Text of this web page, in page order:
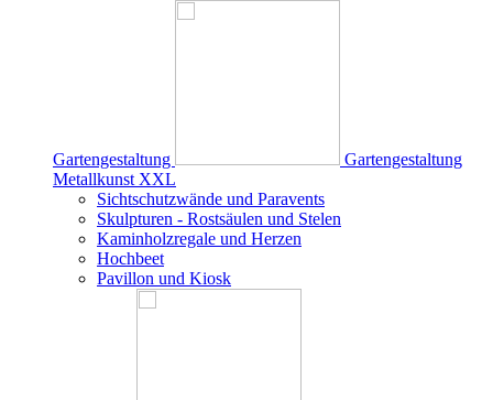
Gartengestaltung
Gartengestaltung
Metallkunst XXL
Sichtschutzwände und Paravents
Skulpturen - Rostsäulen und Stelen
Kaminholzregale und Herzen
Hochbeet
Pavillon und Kiosk